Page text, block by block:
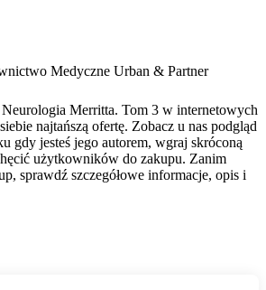
Medyczne Urban & Partner
Merritta. Tom 3 w internetowych
najtańszą ofertę. Zobacz u nas podgląd
gdy jesteś jego autorem, wgraj skróconą
użytkowników do zakupu. Zanim
sprawdź szczegółowe informacje, opis i